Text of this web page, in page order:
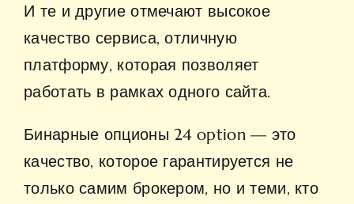
И те и другие отмечают высокое
качество сервиса, отличную
платформу, которая позволяет
работать в рамках одного сайта.
Бинарные опционы 24 option — это
качество, которое гарантируется не
только самим брокером, но и теми, кто